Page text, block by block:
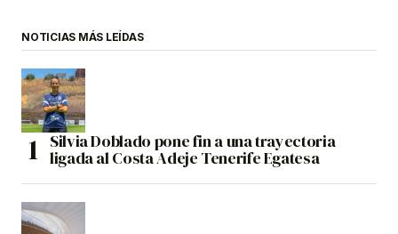
NOTICIAS MÁS LEÍDAS
Silvia Doblado pone fin a una trayectoria
ligada al Costa Adeje Tenerife Egatesa